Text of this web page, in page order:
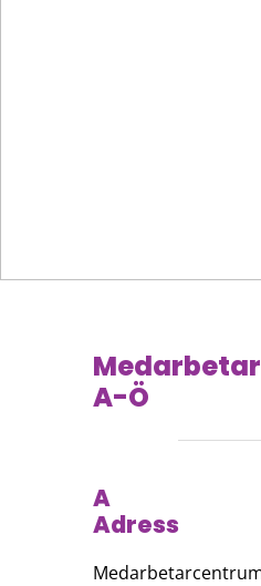
A-Ö
A
Adress